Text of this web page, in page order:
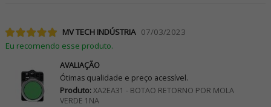
MV TECH INDÚSTRIA 07/03/2023
Eu recomendo esse produto.
AVALIAÇÃO
Ótimas qualidade e preço acessível.
Produto:XA2EA31 - BOTAO RETORNO POR MOLA
VERDE 1NA